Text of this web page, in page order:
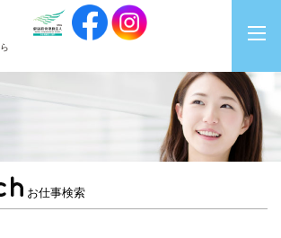
JobFeel
お仕事検索